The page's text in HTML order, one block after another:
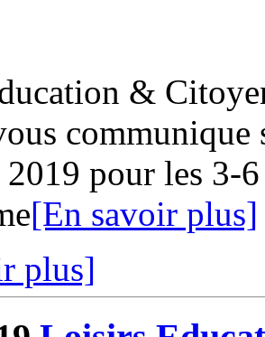
&
communique
pour les 3-
[En savoir plus]
plus]